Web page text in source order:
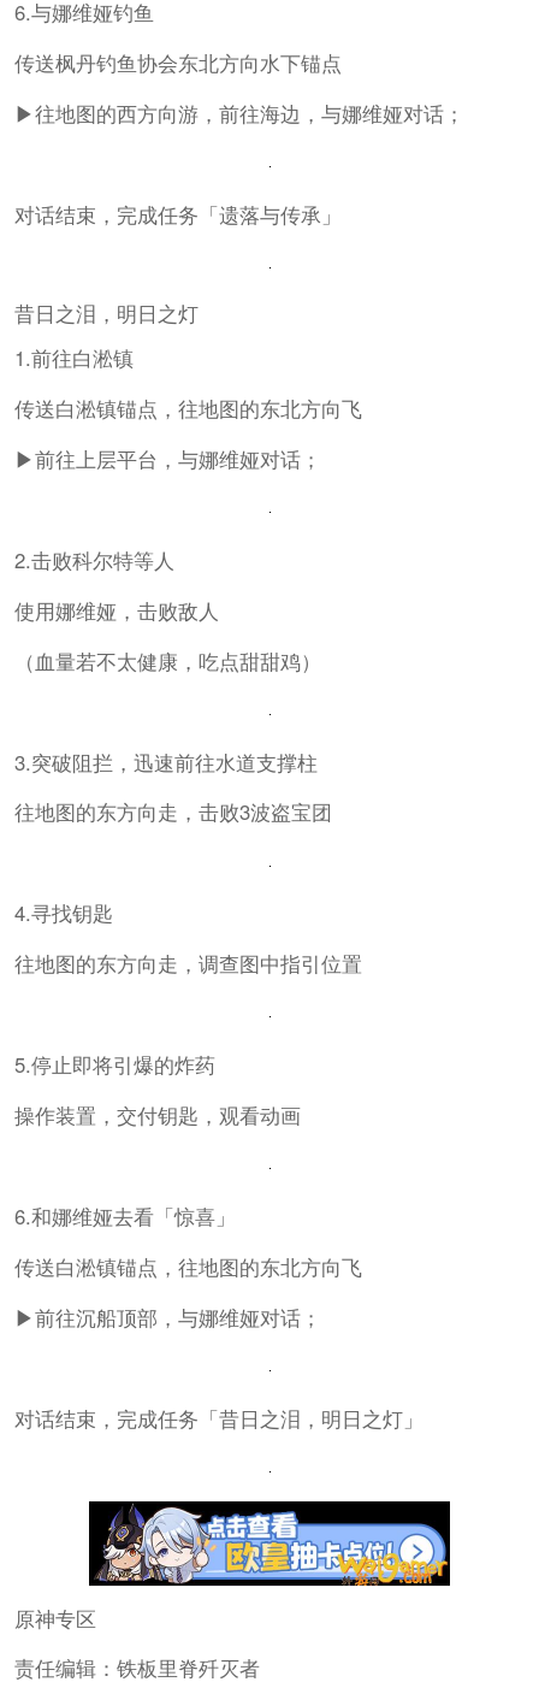
6.与娜维娅钓鱼
传送枫丹钓鱼协会东北方向水下锚点
▶往地图的西方向游，前往海边，与娜维娅对话；
对话结束，完成任务「遗落与传承」
昔日之泪，明日之灯
1.前往白淞镇
传送白淞镇锚点，往地图的东北方向飞
▶前往上层平台，与娜维娅对话；
2.击败科尔特等人
使用娜维娅，击败敌人
（血量若不太健康，吃点甜甜鸡）
3.突破阻拦，迅速前往水道支撑柱
往地图的东方向走，击败3波盗宝团
4.寻找钥匙
往地图的东方向走，调查图中指引位置
5.停止即将引爆的炸药
操作装置，交付钥匙，观看动画
6.和娜维娅去看「惊喜」
传送白淞镇锚点，往地图的东北方向飞
▶前往沉船顶部，与娜维娅对话；
对话结束，完成任务「昔日之泪，明日之灯」
原神专区
责任编辑：铁板里脊歼灭者